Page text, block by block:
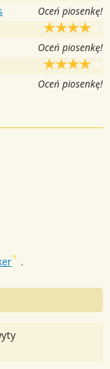
Oceń piosenkę!
Oceń piosenkę!
Oceń piosenkę!
.